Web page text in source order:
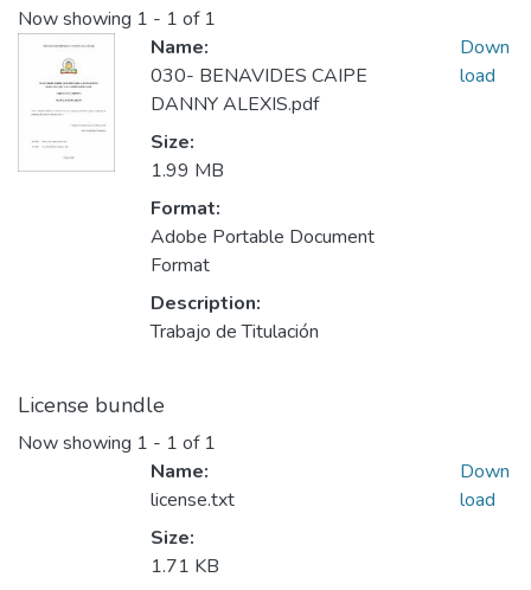
Now showing 1 - 1 of 1
Name:
030- BENAVIDES CAIPE
DANNY ALEXIS.pdf
Size:
1.99 MB
Format:
Adobe Portable Document
Format
Description:
Trabajo de Titulación
Down
load
License bundle
Now showing 1 - 1 of 1
Name:
license.txt
Size:
1.71 KB
Down
load